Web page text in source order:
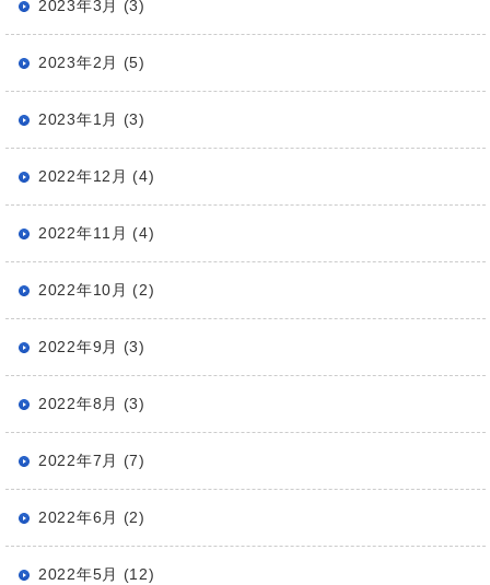
2023年3月 (3)
2023年2月 (5)
2023年1月 (3)
2022年12月 (4)
2022年11月 (4)
2022年10月 (2)
2022年9月 (3)
2022年8月 (3)
2022年7月 (7)
2022年6月 (2)
2022年5月 (12)